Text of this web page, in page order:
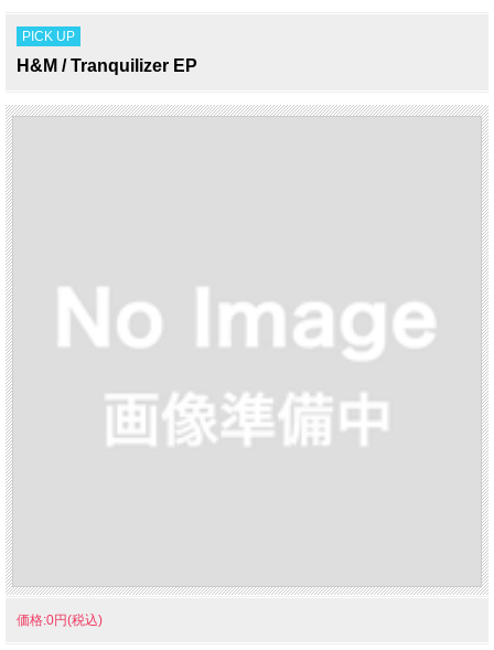
PICK UP
H&M / Tranquilizer EP
価格:0円(税込)